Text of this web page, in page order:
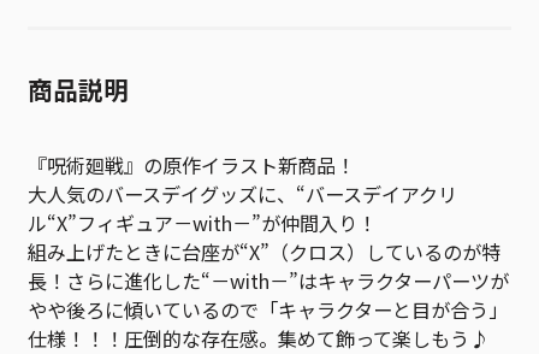
商品説明
『呪術廻戦』の原作イラスト新商品！
大人気のバースデイグッズに、“バースデイアクリ
ル“X”フィギュア－with－”が仲間入り！
組み上げたときに台座が“X”（クロス）しているのが特
長！さらに進化した“－with－”はキャラクターパーツが
やや後ろに傾いているので「キャラクターと目が合う」
仕様！！！圧倒的な存在感。集めて飾って楽しもう♪